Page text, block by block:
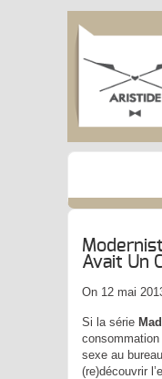
Avait Un
On 12 mai
Si la série
sexe au
(re)découvrir